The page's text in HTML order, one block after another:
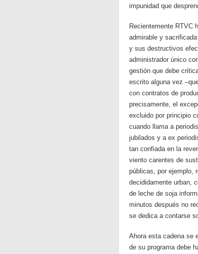
impunidad que
Recientemente RTVC
admirable y
y sus destructivos
administrador único
gestión que debe
escrito alguna vez
con contratos de
precisamente, el
excluido por principio
cuando llama a
jubilados y a ex
tan confiada en la
viento carentes de
públicas, por ejemplo,
decididamente urban,
de leche de soja
minutos después no
se dedica a contarse
Ahora esta cadena se
de su programa debe